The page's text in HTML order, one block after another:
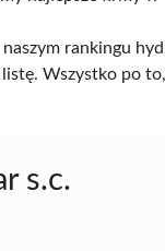
rankingu
listę. Wszystko po
s.c.